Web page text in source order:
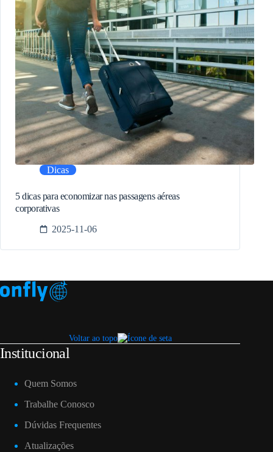
Dicas
5 dicas para economizar nas passagens aéreas
corporativas
2025-11-06
Voltar ao topo
Institucional
Quem Somos
Trabalhe Conosco
Dúvidas Frequentes
Atualizações